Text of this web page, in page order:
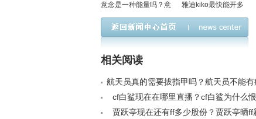
意念是一种能量吗？意
念是量子纠缠的行为是
啥意思
雅迪kiko最快能开多
快？雅迪kiko现在多少
相关阅读
航天员真的需要拔指甲吗？航天员不能
假的< /a>
cf白鲨现在在哪里直播？cf白鲨为什么
贾跃亭现在还有ff多少股份？贾跃亭晒ff